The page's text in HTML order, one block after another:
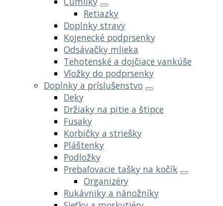
Retiazky
Doplnky stravy
Kojenecké podprsenky
Odsávačky mlieka
Tehotenské a dojčiace vankúše
Vložky do podprsenky
Doplnky a príslušenstvo
Deky
Držiaky na pitie a štipce
Fusaky
Korbičky a striešky
Pláštenky
Podložky
Prebaľovacie tašky na kočík
Organizéry
Rukávniky a nánožníky